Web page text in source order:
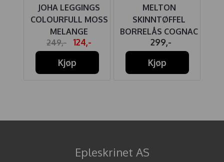
JOHA LEGGINGS
COLOURFULL MOSS
MELANGE
249,-
124,-
Kjøp
MELTON
SKINNTØFFEL
BORRELÅS COGNAC
299,-
Kjøp
Epleskrinet AS